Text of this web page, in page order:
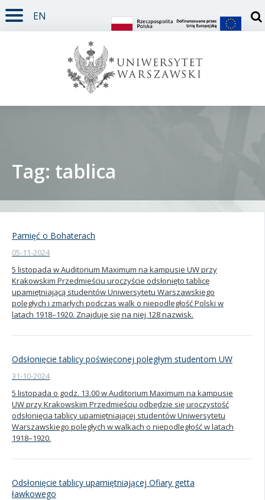
TREŚĆ STRONY
MENU GŁÓWNE
WYSZUKIWARKA
SOCIAL MEDIA
STOPKA STRONY
EN
Student
Pracownik
Kandydat
Absolwent
Tag: tablica
Pamięć o Bohaterach
05-11-2024
5 listopada w Auditorium Maximum na kampusie UW przy
Krakowskim Przedmieściu uroczyście odsłonięto tablicę
upamiętniającą studentów Uniwersytetu Warszawskiego
poległych i zmarłych podczas walk o niepodległość Polski w
latach 1918–1920. Znajduje się na niej 128 nazwisk.
Odsłonięcie tablicy poświęconej poległym studentom UW
31-10-2024
5 listopada o godz. 13.00 w Auditorium Maximum na kampusie
UW przy Krakowskim Przedmieściu odbędzie się uroczystość
odsłonięcia tablicy upamiętniającej studentów Uniwersytetu
Warszawskiego poległych w walkach o niepodległość w latach
1918–1920.
Odsłonięcie tablicy upamiętniającej Ofiary getta
ławkowego